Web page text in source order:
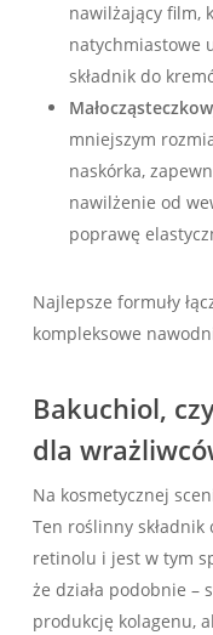
nawilżający film,
natychmiastowe
składnik do
mniejszym
naskórka,
nawilżenie od
poprawę
Najlepsze formuły
kompleksowe
Bakuchiol,
dla
Na kosmetycznej
Ten roślinny
retinolu i jest w tym
że działa podobnie –
produkcję kolagenu,